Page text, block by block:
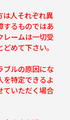
は人それぞれ異
するものではあ
レームは一切受
めて下さい。
ブルの原因にな
を特定できるよ
ていただく場合